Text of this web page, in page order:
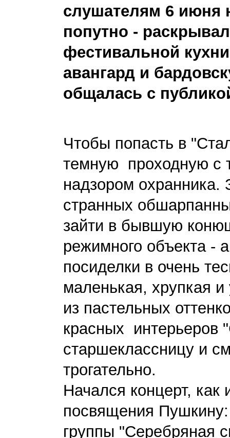
слушателям 6 июня
попутно -
фестивальной
авангард и
общалась с
Чтобы попасть в
темную проходную с
надзором охранника.
странных
зайти в бывшую
режимного объекта -
посиделки в очень
маленькая, хрупкая
из пастельных
красных интерьеров
старшеклассницу и
трогательно.
Начался концерт,
посвящения
группы "Серебряная